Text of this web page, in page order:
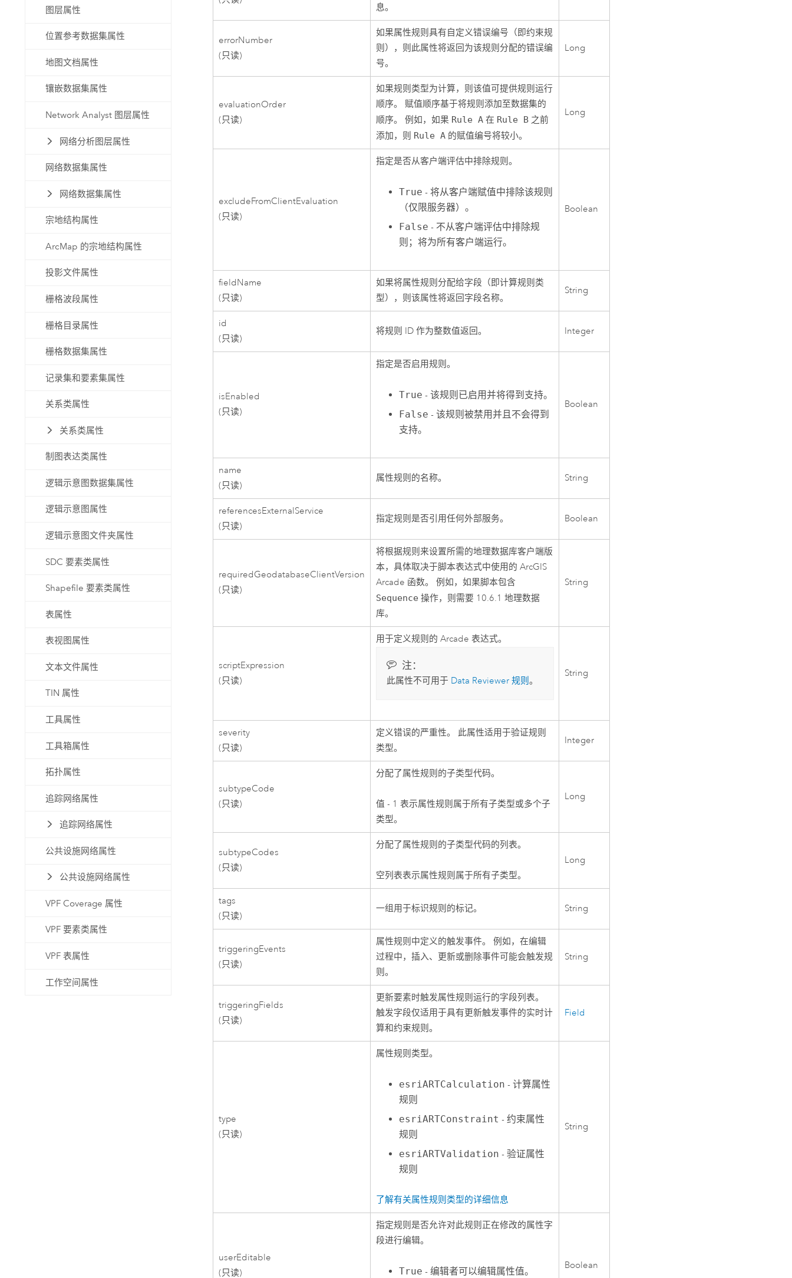
图层属性
位置参考数据集属性
地图文档属性
镶嵌数据集属性
Network Analyst 图层属性
网络分析图层属性
网络数据集属性
网络数据集属性
宗地结构属性
ArcMap 的宗地结构属性
投影文件属性
栅格波段属性
栅格目录属性
栅格数据集属性
记录集和要素集属性
关系类属性
关系类属性
制图表达类属性
逻辑示意图数据集属性
逻辑示意图属性
逻辑示意图文件夹属性
SDC 要素类属性
Shapefile 要素类属性
表属性
表视图属性
文本文件属性
TIN 属性
工具属性
工具箱属性
拓扑属性
追踪网络属性
追踪网络属性
公共设施网络属性
公共设施网络属性
VPF Coverage 属性
VPF 要素类属性
VPF 表属性
工作空间属性
息。
errorNumber
(只读)
如果属性规则具有自定义错误编号（即约束规
则），则此属性将返回为该规则分配的错误编
号。
Long
evaluationOrder
(只读)
如果规则类型为计算，则该值可提供规则运行
顺序。 赋值顺序基于将规则添加至数据集的
顺序。 例如，如果 Rule A 在 Rule B 之前
添加，则 Rule A 的赋值编号将较小。
Long
excludeFromClientEvaluation
(只读)
指定是否从客户端评估中排除规则。
True - 将从客户端赋值中排除该规则
（仅限服务器）。
False - 不从客户端评估中排除规
则；将为所有客户端运行。
Boolean
fieldName
(只读)
如果将属性规则分配给字段（即计算规则类
型），则该属性将返回字段名称。
String
id
(只读)
将规则 ID 作为整数值返回。 Integer
isEnabled
(只读)
指定是否启用规则。
True - 该规则已启用并将得到支持。
False - 该规则被禁用并且不会得到
支持。
Boolean
name
(只读)
属性规则的名称。 String
referencesExternalService
(只读)
指定规则是否引用任何外部服务。 Boolean
requiredGeodatabaseClientVersion
(只读)
将根据规则来设置所需的地理数据库客户端版
本，具体取决于脚本表达式中使用的ArcGIS
Arcade 函数。 例如，如果脚本包含
Sequence 操作，则需要 10.6.1 地理数据
库。
String
scriptExpression
(只读)
用于定义规则的Arcade 表达式。
注：
此属性不可用于 Data Reviewer 规则。
String
severity
(只读)
定义错误的严重性。 此属性适用于验证规则
类型。
Integer
subtypeCode
(只读)
分配了属性规则的子类型代码。
值 - 1 表示属性规则属于所有子类型或多个子
类型。
Long
subtypeCodes
(只读)
分配了属性规则的子类型代码的列表。
空列表表示属性规则属于所有子类型。
Long
tags
(只读)
一组用于标识规则的标记。 String
triggeringEvents
(只读)
属性规则中定义的触发事件。 例如，在编辑
过程中，插入、更新或删除事件可能会触发规
则。
String
triggeringFields
(只读)
更新要素时触发属性规则运行的字段列表。
触发字段仅适用于具有更新触发事件的实时计
算和约束规则。
Field
type
(只读)
属性规则类型。
esriARTCalculation - 计算属性
规则
esriARTConstraint - 约束属性
规则
esriARTValidation - 验证属性
规则
了解有关属性规则类型的详细信息
String
userEditable
(只读)
指定规则是否允许对此规则正在修改的属性字
段进行编辑。
True - 编辑者可以编辑属性值。
Boolean